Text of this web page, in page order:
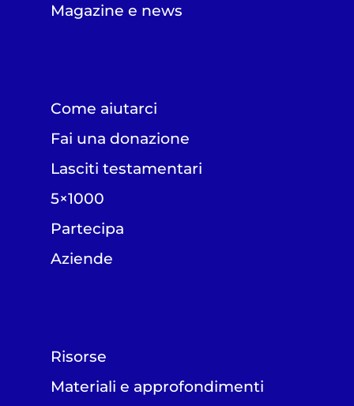
Magazine e news
Come aiutarci
Fai una donazione
Lasciti testamentari
5×1000
Partecipa
Aziende
Risorse
Materiali e approfondimenti